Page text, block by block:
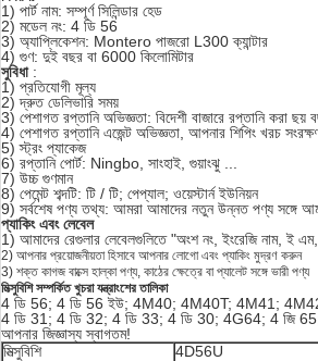
1) পার্ট নাম: সম্পূর্ণ সিলিন্ডার হেড
2) মডেল নং: 4 ডি 56
3) অ্যাপ্লিকেশন: Montero পাজরো L300 ক্যান্টার
4) গুণ: দুই বছর বা 6000 কিলোমিটার
সুবিধা:
1) প্রতিযোগী মূল্য
2) দ্রুত ডেলিভারি সময়
3) পেশাগত রপ্তানি অভিজ্ঞতা: বিদেশী বাজারে রপ্তানি করা ছয়
4) পেশাগত রপ্তানি এজেন্ট অভিজ্ঞতা, আপনার শিপিং খরচ
5) স্ট্রং প্যাকেজ
6) রপ্তানি পোর্ট: Ningbo, সাংহাই, গুয়াংঝু ...
7) উচ্চ গুণমান
8) পেমেন্ট শব্দটি: টি / টি; পেপ্যাল; ওয়েস্টার্ন ইউনিয়ন
9) সর্বশেষ পণ্য তথ্য: আমরা আমাদের নতুন উন্নত পণ্য সঙ্গে
প্যাকিং এবং লেবেল
1) আমাদের রেগুলার লেবেলগুলিতে "অংশ নং, ইংরেজি নাম, ই
2) আপনার প্রয়োজনীয়তা হিসাবে আপনার লোগো এবং প্যাকিং মুদ্রণ করুন
3) শক্ত কাগজ বাক্সে হাল্কা পণ্য, কাঠের ক্ষেত্রে বা প্যালেট সঙ্গে ভারী পণ্য
মিত্সুবিশি সম্পর্কিত খুচরা যন্ত্রাংশের তালিকা
4 ডি 56; 4 ডি 56 ইউ; 4M40; 4M40T; 4M41;
4 ডি 31; 4 ডি 32; 4 ডি 33; 4 ডি 30; 4G64; 4 জি
আপনার জিজ্ঞাস্য স্বাগতম!
মিত্সুবিশি
4D56U